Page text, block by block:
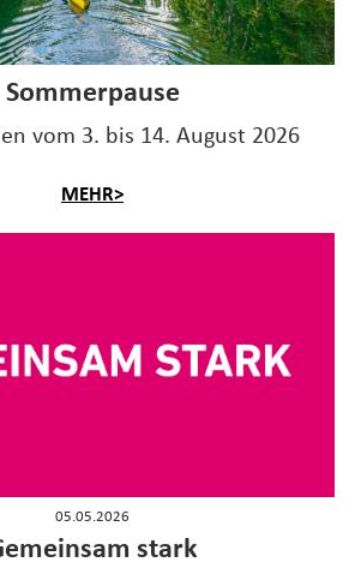
Sommerpause
vom 3. bis 14. August 2026
MEHR>
05.05.2026
stark